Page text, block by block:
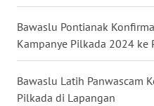
Bawaslu Pontianak
Kampanye Pilkada 2024 ke
Bawaslu Latih Panwascam
Pilkada di Lapangan
WN
KALTARA
WN
KALSEL